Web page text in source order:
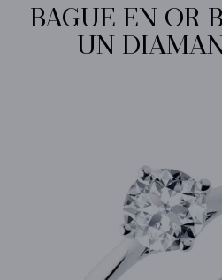
BAGUE EN OR
UN